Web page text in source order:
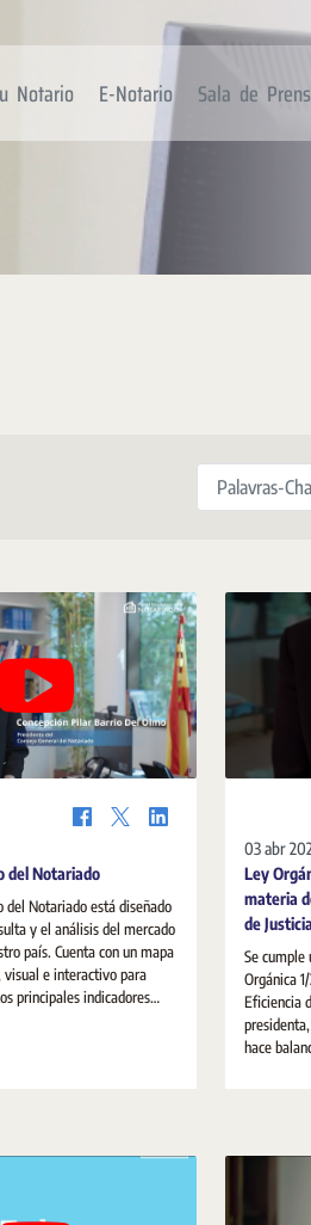
Notario E-Notario Sala de
Palavras-Chave
del Notariado
del Notariado está diseñado
y el análisis del mercado
país. Cuenta con un mapa
visual e interactivo para
principales indicadores
03 abr
Ley
materia
de
Se cumple
Orgánica
Eficiencia
hace